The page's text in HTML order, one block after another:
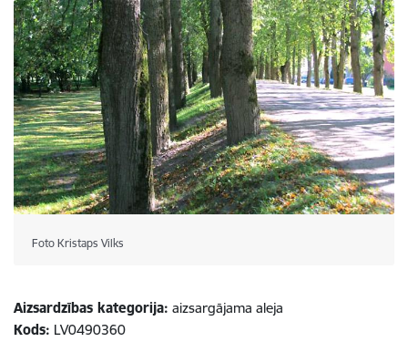
Foto Kristaps Vilks
Aizsardzības kategorija: aizsargājama aleja
Kods: LV0490360